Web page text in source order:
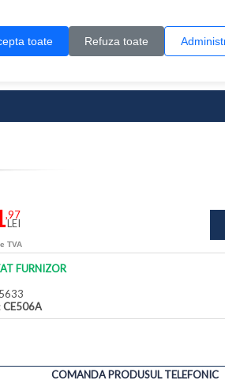
toate Refuza toate
,97
LEI
TVA
FURNIZOR
CE506A
COMANDA PRODUSUL TELEFONIC